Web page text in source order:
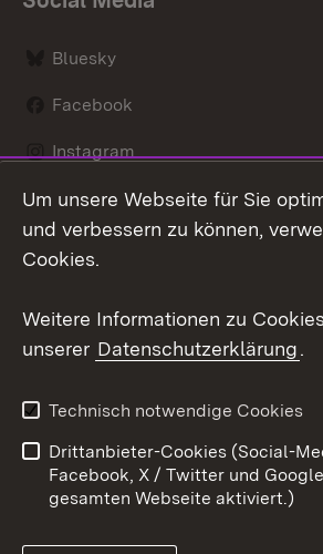
Bluesky
Facebook
Instagram
LinkedIn
Datenschutz
Impressum
Cookies
Um unsere Webseite für Sie
und verbessern zu können,
Cookies.
Weitere Informationen zu
unserer Datenschutzerklärung.
Technisch notwendige Cookies
Drittanbieter-Cookies (Social-
Facebook, X / Twitter und
gesamten Webseite aktiviert.)